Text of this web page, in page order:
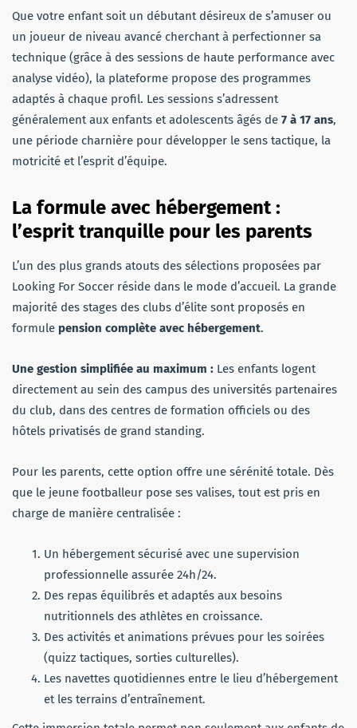
Que votre enfant soit un débutant désireux de s’amuser ou
un joueur de niveau avancé cherchant à perfectionner sa
technique (grâce à des sessions de haute performance avec
analyse vidéo), la plateforme propose des programmes
adaptés à chaque profil. Les sessions s’adressent
généralement aux enfants et adolescents âgés de 7 à 17 ans,
une période charnière pour développer le sens tactique, la
motricité et l’esprit d’équipe.
La formule avec hébergement :
l’esprit tranquille pour les parents
L’un des plus grands atouts des sélections proposées par
Looking For Soccer réside dans le mode d’accueil. La grande
majorité des stages des clubs d’élite sont proposés en
formule pension complète avec hébergement.
Une gestion simplifiée au maximum : Les enfants logent
directement au sein des campus des universités partenaires
du club, dans des centres de formation officiels ou des
hôtels privatisés de grand standing.
Pour les parents, cette option offre une sérénité totale. Dès
que le jeune footballeur pose ses valises, tout est pris en
charge de manière centralisée :
Un hébergement sécurisé avec une supervision
professionnelle assurée 24h/24.
Des repas équilibrés et adaptés aux besoins
nutritionnels des athlètes en croissance.
Des activités et animations prévues pour les soirées
(quizz tactiques, sorties culturelles).
Les navettes quotidiennes entre le lieu d’hébergement
et les terrains d’entraînement.